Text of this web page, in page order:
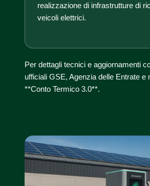
realizzazione di infrastrutture di
veicoli elettrici.
Per dettagli tecnici e aggiornamenti
ufficiali GSE, Agenzia delle Entrate e
**Conto Termico 3.0**.